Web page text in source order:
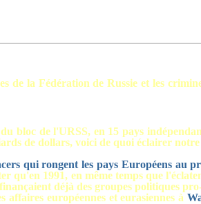
la Fédération de Russie et les
bloc de l'URSS, en 15 pays
de dollars, voici de quoi éclairer
qui rongent les pays Européens au
qu'en 1991, en même temps que
déjà des groupes politiques
affaires européennes et eurasiennes à